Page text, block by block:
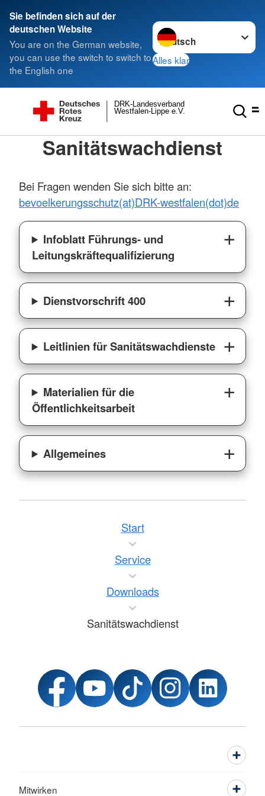
Sie befinden sich auf der
deutschen Website
You are on the German website,
you can use the switch to switch to
the English one
Sprache wechseln zu
Alles klar
Westfalen-Lippe e.V.
DRK-Landesverband
Sanitätswachdienst
Bei Fragen wenden Sie sich bitte an:
bevoelkerungsschutz(at)DRK-westfalen(dot)de
Infoblatt Führungs- und
Leitungskräftequalifizierung
Dienstvorschrift 400
Leitlinien für Sanitätswachdienste
Materialien für die
Öffentlichkeitsarbeit
Allgemeines
Start
Service
Downloads
Sanitätswachdienst
Mitwirken